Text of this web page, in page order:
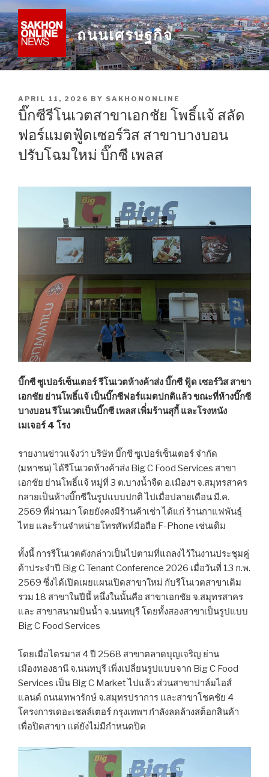
to
content
ถนนเศรษฐกิจ
POSTED
ON
APRIL 11, 2026 BY SAKHONONLINE
บิ๊กซีรีโนเวตสาขาเอกชัย โพธิ์แจ้ สลัด
ฟอร์แมตฟู้ดเซอร์วิส สาขาบางบอน
ปรับโฉมใหม่ บิ๊กซี เพลส
บิ๊กซี ซูเปอร์เซ็นเตอร์ รีโนเวตห้างค้าส่ง บิ๊กซี ฟู้ด เซอร์วิส สาขา
เอกชัย ย่านโพธิ์แจ้ เป็นบิ๊กซีฟอร์แมตปกติแล้ว ขณะที่ห้างบิ๊กซี
บางบอน รีโนเวตเป็นบิ๊กซี เพลส เพิ่่มร้านสุกี้ และโรงหนัง
เมเจอร์ 4 โรง
รายงานข่าวแจ้งว่า บริษัท บิ๊กซี ซูเปอร์เซ็นเตอร์ จำกัด
(มหาชน) ได้รีโนเวตห้างค้าส่ง Big C Food Services สาขา
เอกชัย ย่านโพธิ์แจ้ หมู่ที่ 3 ต.บางน้ำจืด อ.เมืองฯ จ.สมุทรสาคร
กลายเป็นห้างบิ๊กซีในรูปแบบปกติ ไปเมื่อปลายเดือน มี.ค.
2569 ที่ผ่านมา โดยยังคงมีร้านค้าเช่า ได้แก่ ร้านกาแฟพันธุ์
ไทย และร้านจำหน่ายโทรศัพท์มือถือ F-Phone เช่นเดิม
ทั้งนี้ การรีโนเวตดังกล่าวเป็นไปตามที่แถลงไว้ในงานประชุมคู่
ค้าประจำปี Big C Tenant Conference 2026 เมื่อวันที่ 13 ก.พ.
2569 ซึ่งได้เปิดเผยแผนเปิดสาขาใหม่ กับรีโนเวตสาขาเดิม
รวม 18 สาขาในปีนี้ หนึ่งในนั้นคือ สาขาเอกชัย จ.สมุทรสาคร
และ สาขาสนามบินน้ำ จ.นนทบุรี โดยทั้งสองสาขาเป็นรูปแบบ
Big C Food Services
โดยเมื่อไตรมาส 4 ปี 2568 สาขาตลาดบุญเจริญ ย่าน
เมืองทองธานี จ.นนทบุรี เพิ่งเปลี่ยนรูปแบบจาก Big C Food
Services เป็น Big C Market ไปแล้ว ส่วนสาขาปาล์มไอส์
แลนด์ ถนนเทพารักษ์ จ.สมุทรปราการ และสาขาโชคชัย 4
โครงการเดอะเชลล์เตอร์ กรุงเทพฯ กำลังลดล้างสต็อกสินค้า
เพื่อปิดสาขา แต่ยังไม่มีกำหนดปิด